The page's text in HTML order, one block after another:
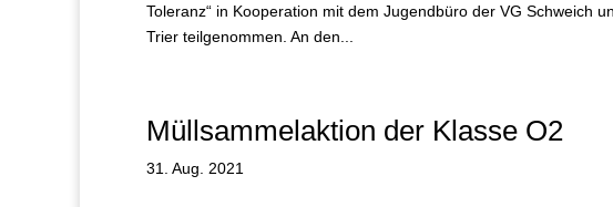
Toleranz“ in Kooperation mit dem Jugendbüro der VG Schweich
Trier teilgenommen. An den...
Müllsammelaktion der Klasse O2
31. Aug. 2021